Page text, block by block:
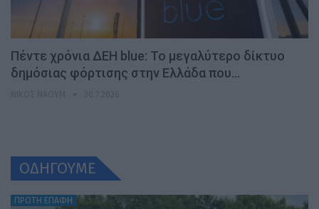
Πέντε χρόνια ΔΕΗ blue: Το μεγαλύτερο δίκτυο
δημόσιας φόρτισης στην Ελλάδα που…
ΟΔΗΓΟΥΜΕ
ΠΡΩΤΗ ΕΠΑΦΗ